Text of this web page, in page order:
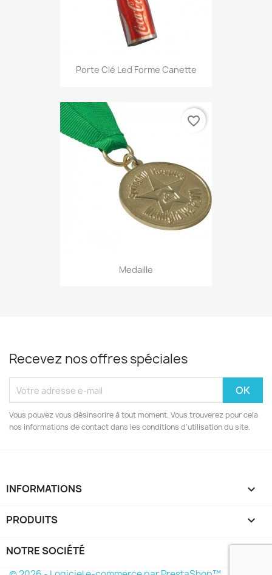
Porte Clé Led Forme Canette
Medaille
favorite_border
Recevez nos offres spéciales
Vous pouvez vous désinscrire à tout moment. Vous trouverez pour cela
nos informations de contact dans les conditions d'utilisation du site.
INFORMATIONS keyboard_arrow_down
PRODUITS 
NOTRE SOCIÉTÉ